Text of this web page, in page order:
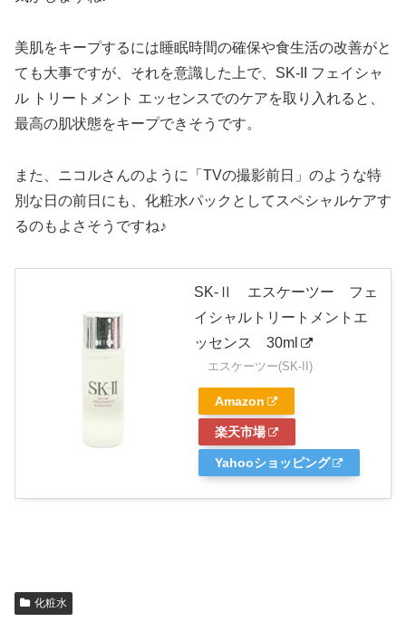
美肌をキープするには睡眠時間の確保や食生活の改善がと
ても大事ですが、それを意識した上で、SK-II フェイシャ
ル トリートメント エッセンスでのケアを取り入れると、
最高の肌状態をキープできそうです。
また、ニコルさんのように
「TVの撮影前日」のような特
別な日の前日にも、化粧水パックとしてスペシャルケアす
るのもよさそうですね♪
SK-Ⅱ エスケーツー フェ
イシャルトリートメントエ
ッセンス 30ml
エスケーツー(SK-II)
Amazon
楽天市場
Yahooショッピング
化粧水